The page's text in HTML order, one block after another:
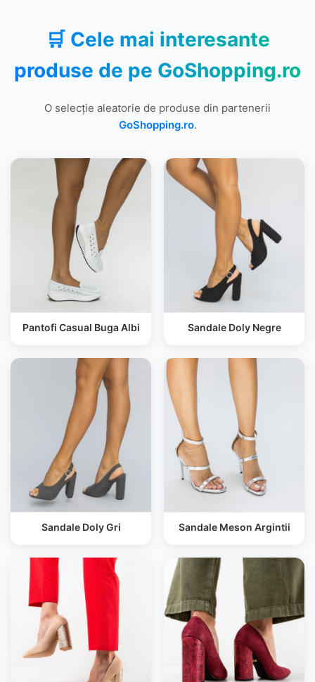
🛒 Cele mai interesante
produse de pe GoShopping.ro
O selecție aleatorie de produse din partenerii
GoShopping.ro.
Pantofi Casual Buga Albi Sandale Doly Negre
Sandale Doly Gri Sandale Meson Argintii